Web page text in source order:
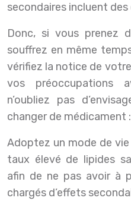
secondaires incluent
Donc, si vous prenez
souffrez en même
vérifiez la notice de
vos préoccupations
n’oubliez pas
changer de médicament :
Adoptez un mode de
taux élevé de lipides
afin de ne pas avoir à
chargés d’effets